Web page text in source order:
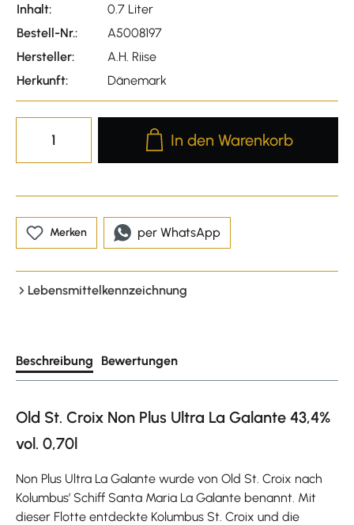
Inhalt:
0.7 Liter
Bestell-Nr.:
A5008197
Hersteller:
A.H. Riise
Herkunft:
Dänemark
Produkt Anzahl: Gib den
In den Warenkorb
Merken per WhatsApp
Lebensmittelkennzeichnung
Beschreibung Bewertungen
Old St. Croix Non Plus Ultra La Galante 43,4%
vol. 0,70l
Non Plus Ultra La Galante wurde von Old St. Croix nach
Kolumbus’ Schiff Santa Maria La Galante benannt. Mit
dieser Flotte entdeckte Kolumbus St. Croix und die